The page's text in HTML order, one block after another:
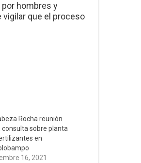
por hombres y
que el proceso
Rocha reunión
consulta sobre planta
en
16, 2021